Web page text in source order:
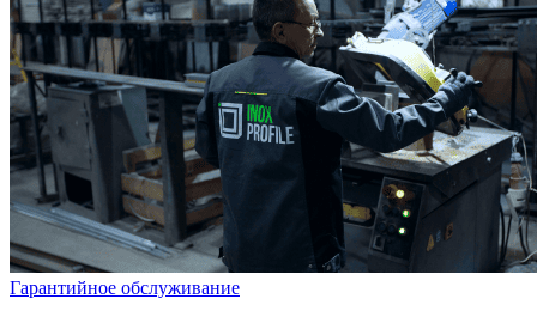
Гарантийное обслуживание